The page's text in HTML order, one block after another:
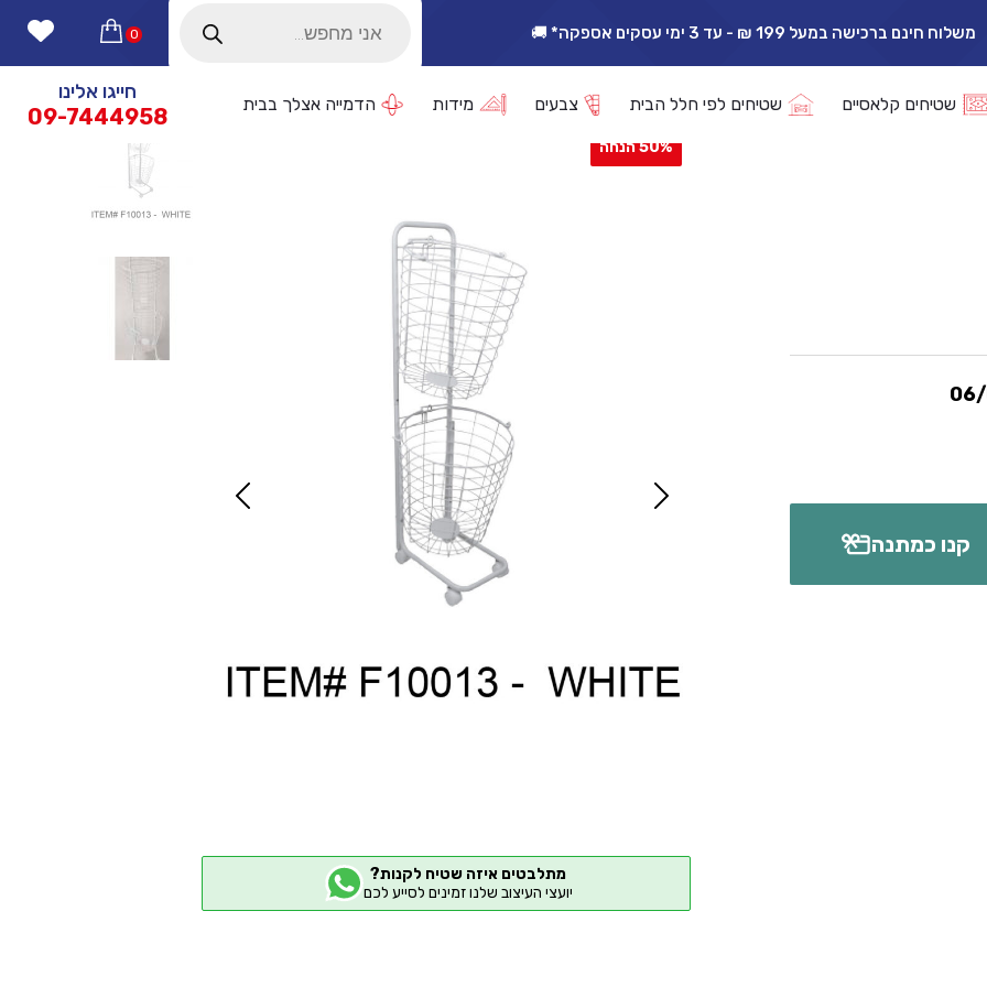
משלוח חינם ברכישה במעל 199 ₪ - עד 3 ימי עסקים אספקה* 🚚
search
0
שטיחים קלאסיים שטיחים לפי חלל הבית צבעים מידות הדמייה אצלך בבית
חייגו אלינו
09-7444958
דו קומתי- לבן
קנו כמתנה
50% הנחה
מתלבטים איזה שטיח לקנות?
יועצי העיצוב שלנו זמינים לסייע לכם